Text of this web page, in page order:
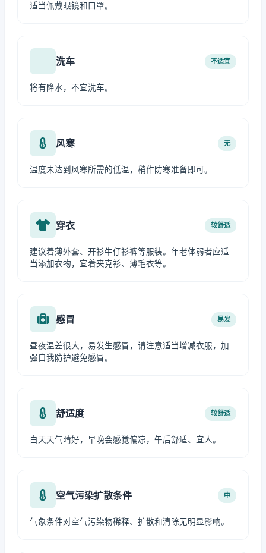
适当佩戴眼镜和口罩。
洗车 不适宜
将有降水，不宜洗车。
风寒 无
温度未达到风寒所需的低温，稍作防寒准备即可。
穿衣 较舒适
建议着薄外套、开衫牛仔衫裤等服装。年老体弱者应适
当添加衣物，宜着夹克衫、薄毛衣等。
感冒 易发
昼夜温差很大，易发生感冒，请注意适当增减衣服，加
强自我防护避免感冒。
舒适度 较舒适
白天天气晴好，早晚会感觉偏凉，午后舒适、宜人。
空气污染扩散条件 中
气象条件对空气污染物稀释、扩散和清除无明显影响。